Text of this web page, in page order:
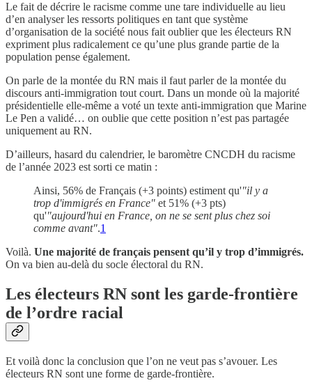
Le fait de décrire le racisme comme une tare individuelle au lieu
d’en analyser les ressorts politiques en tant que système
d’organisation de la société nous fait oublier que les électeurs RN
expriment plus radicalement ce qu’une plus grande partie de la
population pense également.
On parle de la montée du RN mais il faut parler de la montée du
discours anti-immigration tout court. Dans un monde où la majorité
présidentielle elle-même a voté un texte anti-immigration que Marine
Le Pen a validé… on oublie que cette position n’est pas partagée
uniquement au RN.
D’ailleurs, hasard du calendrier, le baromètre CNCDH du racisme
de l’année 2023 est sorti ce matin :
Ainsi, 56% de Français (+3 points) estiment qu'"il y a
trop d'immigrés en France" et 51% (+3 pts)
qu'"aujourd'hui en France, on ne se sent plus chez soi
comme avant".1
Voilà. Une majorité de français pensent qu’il y trop d’immigrés.
On va bien au-delà du socle électoral du RN.
Les électeurs RN sont les garde-frontière
de l’ordre racial
Et voilà donc la conclusion que l’on ne veut pas s’avouer. Les
électeurs RN sont une forme de garde-frontière.